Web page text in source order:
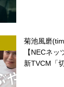
菊池風磨
【NECネ
新TVCM「